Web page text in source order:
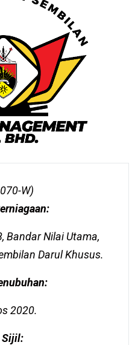
W)
Bandar Nilai Utama,
Darul Khusus.
2020.
Sijil: